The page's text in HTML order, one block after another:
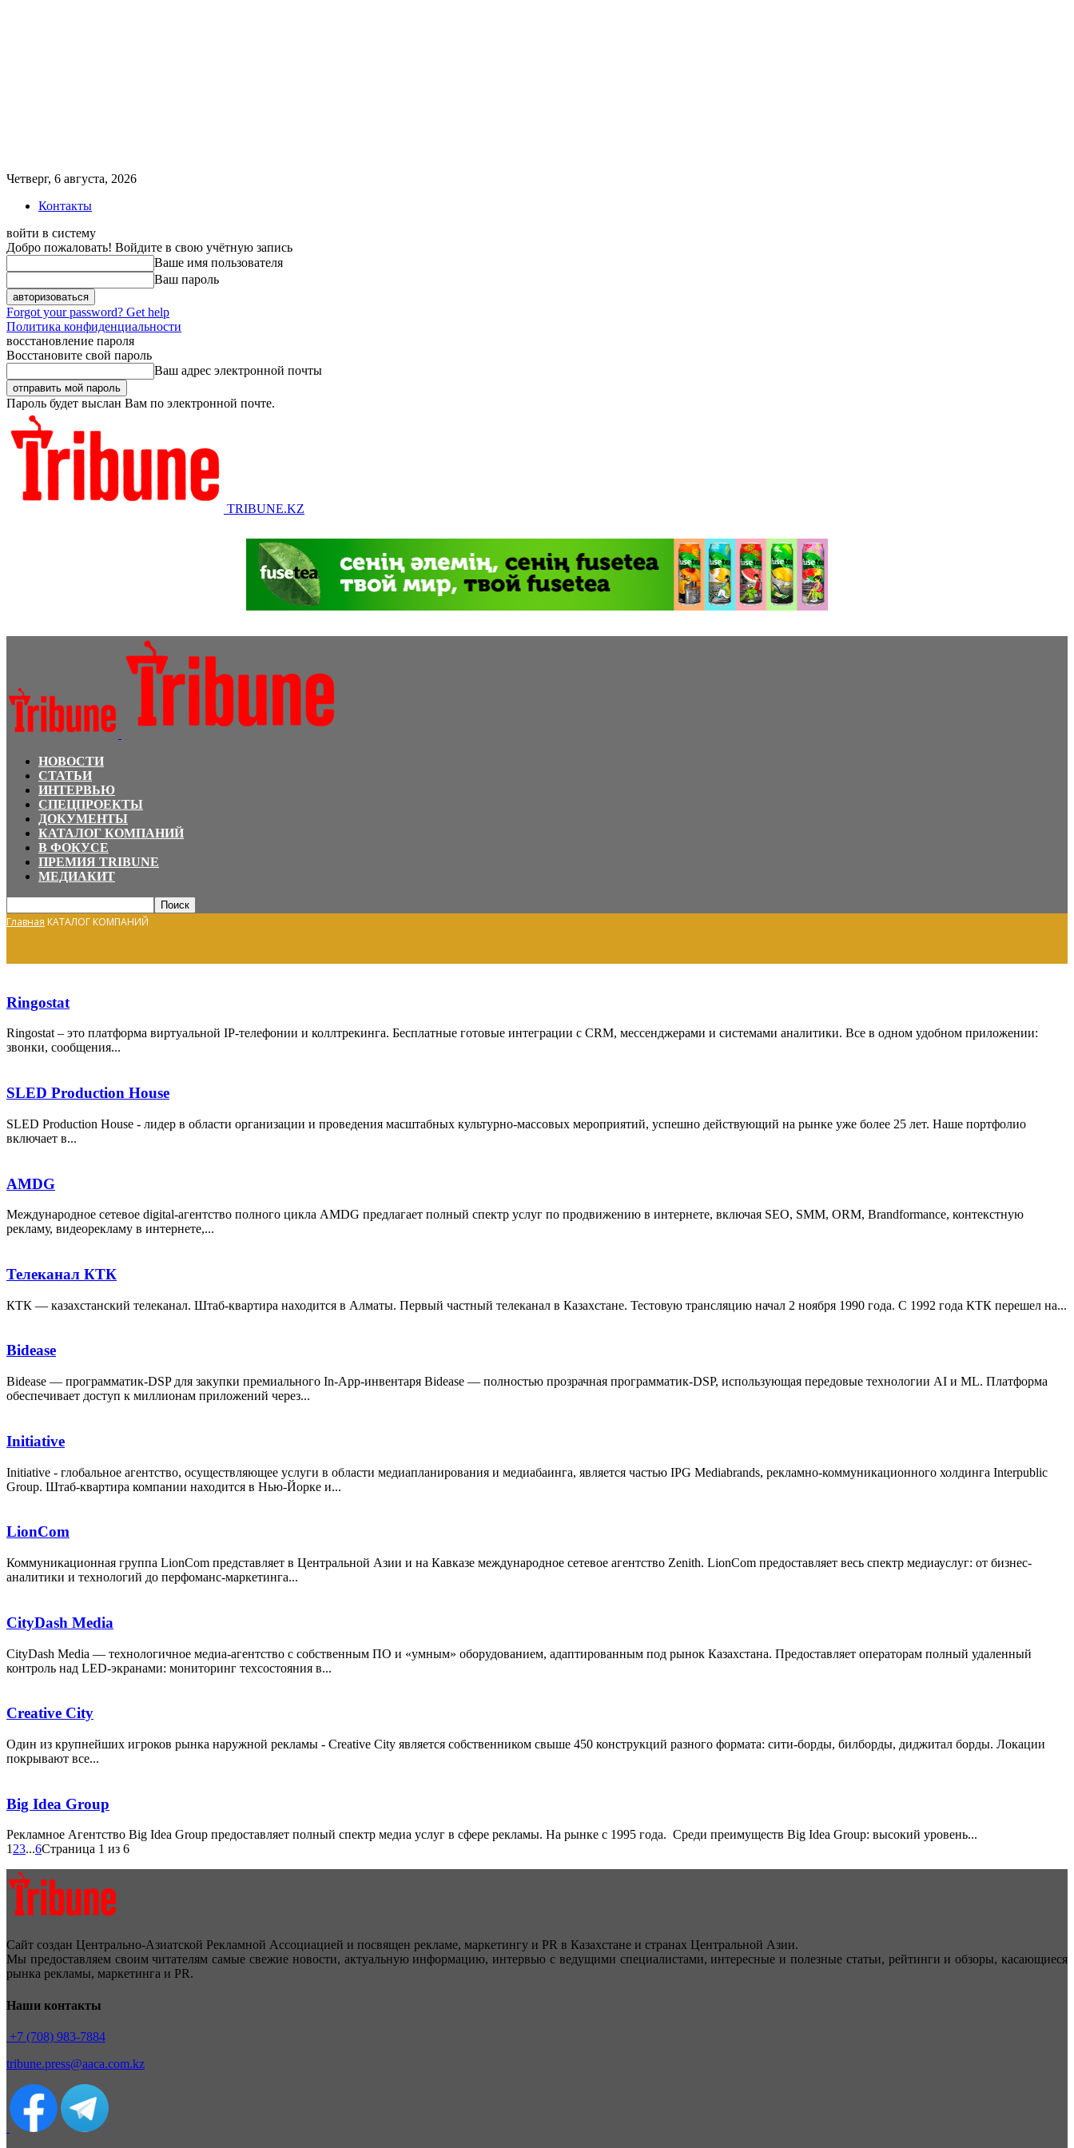
Четверг, 6 августа, 2026
Контакты
войти в систему
Добро пожаловать! Войдите в свою учётную запись
Ваше имя пользователя
Ваш пароль
Forgot your password? Get help
Политика конфиденциальности
восстановление пароля
Восстановите свой пароль
Ваш адрес электронной почты
Пароль будет выслан Вам по электронной почте.
TRIBUNE.KZ
НОВОСТИ
СТАТЬИ
ИНТЕРВЬЮ
СПЕЦПРОЕКТЫ
ДОКУМЕНТЫ
КАТАЛОГ КОМПАНИЙ
В ФОКУСЕ
ПРЕМИЯ TRIBUNE
МЕДИАКИТ
Главная КАТАЛОГ КОМПАНИЙ
Ringostat
Ringostat – это платформа виртуальной IP-телефонии и коллтрекинга. Бесплатные готовые интеграции с CRM, мессенджерами и системами аналитики. Все в одном удобном приложении:
звонки, сообщения...
SLED Production House
SLED Production House - лидер в области организации и проведения масштабных культурно-массовых мероприятий, успешно действующий на рынке уже более 25 лет. Наше портфолио
включает в...
AMDG
Международное сетевое digital-агентство полного цикла AMDG предлагает полный спектр услуг по продвижению в интернете, включая SEO, SMM, ORM, Brandformance, контекстную
рекламу, видеорекламу в интернете,...
Телеканал КТК
КТК — казахстанский телеканал. Штаб-квартира находится в Алматы. Первый частный телеканал в Казахстане. Тестовую трансляцию начал 2 ноября 1990 года. С 1992 года КТК перешел на...
Bidease
Bidease — программатик-DSP для закупки премиального In-App-инвентаря Bidease — полностью прозрачная программатик-DSP, использующая передовые технологии AI и ML. Платформа
обеспечивает доступ к миллионам приложений через...
Initiative
Initiative - глобальное агентство, осуществляющее услуги в области медиапланирования и медиабаинга, является частью IPG Mediabrands, рекламно-коммуникационного холдинга Interpublic
Group. Штаб-квартира компании находится в Нью-Йорке и...
LionCom
Коммуникационная группа LionCom представляет в Центральной Азии и на Кавказе международное сетевое агентство Zenith. LionCom предоставляет весь спектр медиауслуг: от бизнес-
аналитики и технологий до перфоманс-маркетинга...
CityDash Media
CityDash Media — технологичное медиа-агентство с собственным ПО и «умным» оборудованием, адаптированным под рынок Казахстана. Предоставляет операторам полный удаленный
контроль над LED-экранами: мониторинг техсостояния в...
Creative City
Один из крупнейших игроков рынка наружной рекламы - Creative City является собственником свыше 450 конструкций разного формата: сити-борды, билборды, диджитал борды. Локации
покрывают все...
Big Idea Group
Рекламное Агентство Big Idea Group предоставляет полный спектр медиа услуг в сфере рекламы. На рынке с 1995 года. Среди преимуществ Big Idea Group: высокий уровень...
1 23...6Страница 1 из 6
Сайт создан Центрально-Азиатской Рекламной Ассоциацией и посвящен рекламе, маркетингу и PR в Казахстане и странах Центральной Азии.
Мы предоставляем своим читателям самые свежие новости, актуальную информацию, интервью с ведущими специалистами, интересные и полезные статьи, рейтинги и обзоры, касающиеся
рынка рекламы, маркетинга и PR.
Наши контакты
+7 (708) 983-7884
tribune.press@aaca.com.kz